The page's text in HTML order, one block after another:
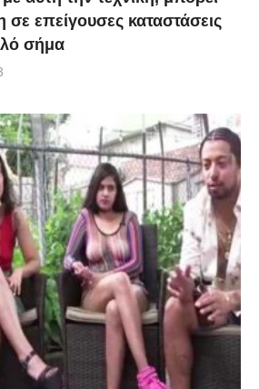
σε επείγουσες καταστάσεις
σήμα